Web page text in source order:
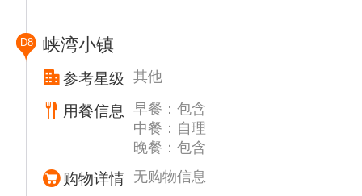
动人的景色相伴。
高血压患者慎入）。
过的景点。卑尔根鱼市历史悠久，也是当地人
流密集的户外集市之一，它是这座城市渔业和
食用海味传统的象征。
【弗洛伊恩山缆车*】（含上下山缆车票，含
上下山游览时间约1小时），乘坐缆车前往弗
洛伊恩山顶，可以一览宁静恬美的卑尔根市全
景，俯瞰整个卑尔根的海湾风貌。
D8 峡湾小镇
参考星级 其他
用餐信息
早餐：包含
中餐：自理
晚餐：包含
购物详情 无购物信息